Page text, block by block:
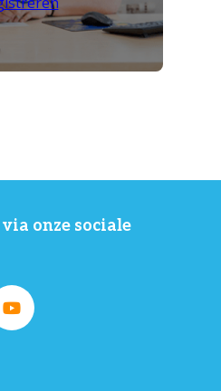
onze sociale